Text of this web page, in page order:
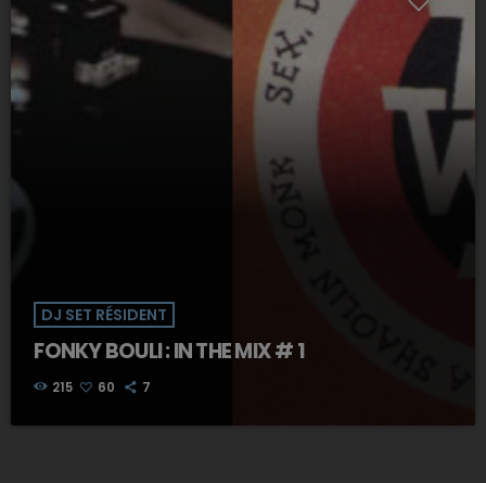
DJ SET RÉSIDENT
FONKY BOULI : IN THE MIX # 1
215 60 7